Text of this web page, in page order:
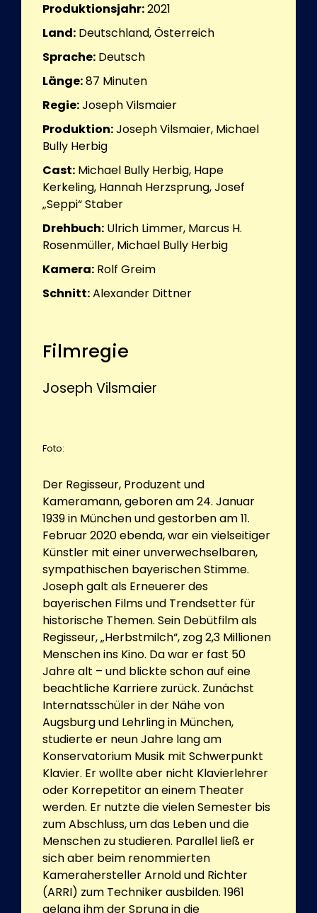
Produktionsjahr:2021
Land: Deutschland, Österreich
Sprache: Deutsch
Länge:87 Minuten
Regie:Joseph Vilsmaier
Produktion:Joseph Vilsmaier, Michael
Bully Herbig
Cast: Michael Bully Herbig, Hape
Kerkeling, Hannah Herzsprung, Josef
„Seppi“ Staber
Drehbuch: Ulrich Limmer, Marcus H.
Rosenmüller, Michael Bully Herbig
Kamera: Rolf Greim
Schnitt:Alexander Dittner
Filmregie
Joseph Vilsmaier
Foto:
Der Regisseur, Produzent und
Kameramann, geboren am 24. Januar
1939 in München und gestorben am 11.
Februar 2020 ebenda, war ein vielseitiger
Künstler mit einer unverwechselbaren,
sympathischen bayerischen Stimme.
Joseph galt als Erneuerer des
bayerischen Films und Trendsetter für
historische Themen. Sein Debütfilm als
Regisseur, „Herbstmilch“, zog 2,3 Millionen
Menschen ins Kino. Da war er fast 50
Jahre alt – und blickte schon auf eine
beachtliche Karriere zurück. Zunächst
Internatsschüler in der Nähe von
Augsburg und Lehrling in München,
studierte er neun Jahre lang am
Konservatorium Musik mit Schwerpunkt
Klavier. Er wollte aber nicht Klavierlehrer
oder Korrepetitor an einem Theater
werden. Er nutzte die vielen Semester bis
zum Abschluss, um das Leben und die
Menschen zu studieren. Parallel ließ er
sich aber beim renommierten
Kamerahersteller Arnold und Richter
(ARRI) zum Techniker ausbilden. 1961
gelang ihm der Sprung in die